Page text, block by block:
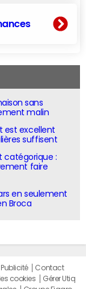
sans
malin
est excellent
suffisent
catégorique :
faire
en seulement
Broca
Publicité
Contact
cookies
Gérer Utiq